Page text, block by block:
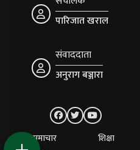
पारिजात खराल
संवाददाता
अनुराग बञ्जारा
समाचार
शिक्षा